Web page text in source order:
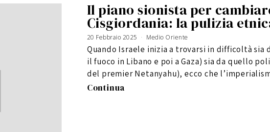
Il piano sionista per
Cisgiordania: la pulizia
20 Febbraio 2025 Medio Oriente
Quando Israele inizia a trovarsi in difficoltà
il fuoco in Libano e poi a Gaza) sia da quello
del premier Netanyahu), ecco che
Continua